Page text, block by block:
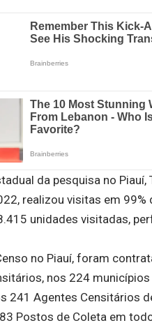
da pesquisa no Piauí,
realizou visitas em
unidades visitadas,
no Piauí, foram
nos 224
241 Agentes Censitários
Postos de Coleta em